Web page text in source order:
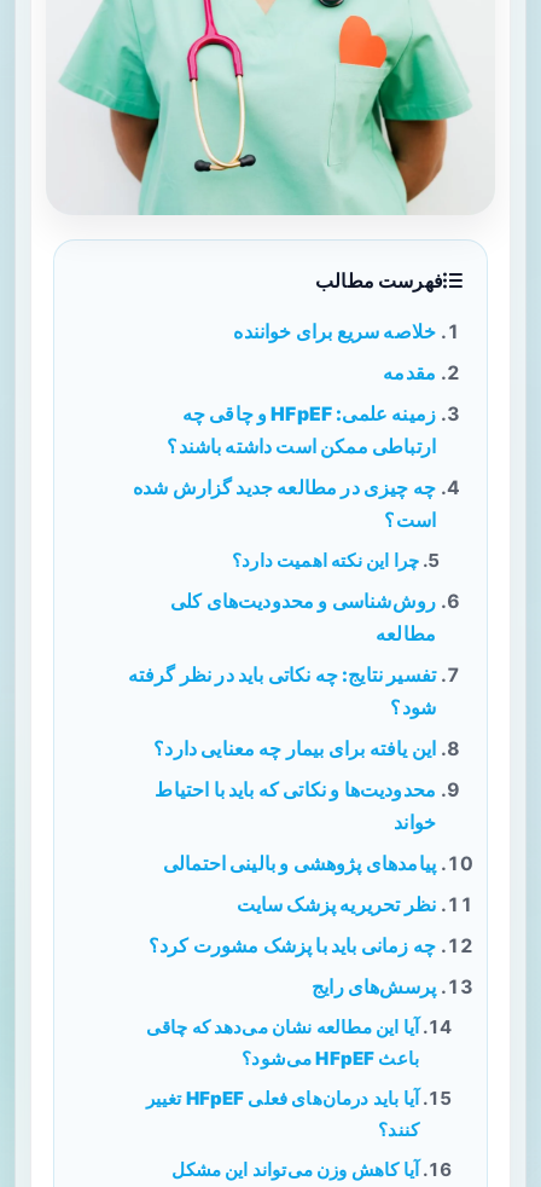
فهرست مطالب
خلاصه سریع برای خواننده
مقدمه
زمینه علمی: HFpEF و چاقی چه
ارتباطی ممکن است داشته باشند؟
چه چیزی در مطالعه جدید گزارش شده
است؟
چرا این نکته اهمیت دارد؟
روش‌شناسی و محدودیت‌های کلی
مطالعه
تفسیر نتایج: چه نکاتی باید در نظر گرفته
شود؟
این یافته برای بیمار چه معنایی دارد؟
محدودیت‌ها و نکاتی که باید با احتیاط
خواند
پیامدهای پژوهشی و بالینی احتمالی
نظر تحریریه پزشک سایت
چه زمانی باید با پزشک مشورت کرد؟
پرسش‌های رایج
آیا این مطالعه نشان می‌دهد که چاقی
باعث HFpEF می‌شود؟
آیا باید درمان‌های فعلی HFpEF تغییر
کنند؟
آیا کاهش وزن می‌تواند این مشکل